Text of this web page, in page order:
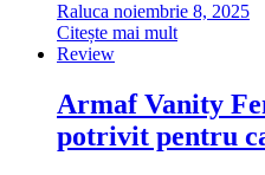
Raluca noiembrie 8, 2025
Citește mai mult
Review
Armaf Vanity
potrivit pentru